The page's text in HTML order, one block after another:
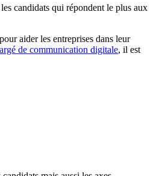
candidats qui répondent le plus aux
aider les entreprises dans leur
de communication digitale, il est